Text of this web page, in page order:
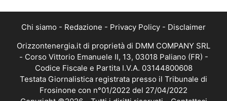
Chi siamo - Redazione - Privacy Policy - Disclaimer
Orizzontenergia.it di proprietà di DMM COMPANY SRL
- Corso Vittorio Emanuele II, 13, 03018 Paliano (FR) -
Codice Fiscale e Partita I.V.A. 03144800608
Testata Giornalistica registrata presso il Tribunale di
Frosinone con n°01/2022 del 27/04/2022